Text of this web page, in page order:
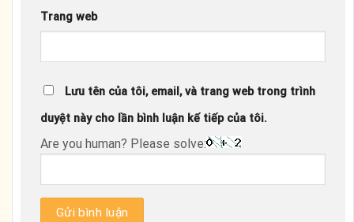
Trang web
Lưu tên của tôi, email, và trang web trong trình
duyệt này cho lần bình luận kế tiếp của tôi.
Are you human? Please solve: